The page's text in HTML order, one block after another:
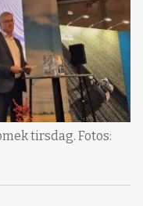
tirsdag. Fotos: